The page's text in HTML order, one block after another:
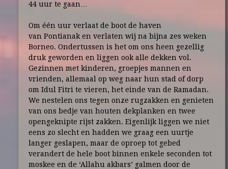
44 uur te gaan…
Om één uur verlaat de boot de haven
van Pontianak en verlaten wij na bijna zes weken
Borneo. Ondertussen is het om ons heen gezellig
druk geworden en liggen ook alle dekken vol.
Gezinnen met kinderen, groepjes mannen en
vrienden, allemaal op weg naar hun stad of dorp
om Idul Fitri te vieren, het einde van de Ramadan.
We nestelen ons tegen onze rugzakken en genieten
van ons bedje van houten dekplanken en twee
opengeknipte rijst zakken. Eigenlijk liggen we niet
eens zo slecht en hadden we graag een uurtje
langer geslapen, maar de oproep tot gebed
verandert de hele boot binnen enkele seconden tot
moskee en de ‘Allahu akbars’ galmen door de